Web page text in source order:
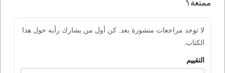
ممتعة؟
لا توجد مراجعات منشورة بعد. كن أول من يشارك رأيه حول هذا
الكتاب.
التقييم